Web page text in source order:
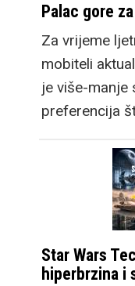
Palac gore
Za vrijeme
mobiteli
je više-manje
preferencija
Star Wars
hiperbrzina i